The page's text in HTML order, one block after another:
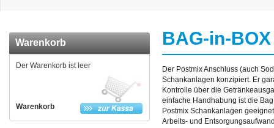
Warenkorb
Warenkorb
Der Warenkorb ist leer
BAG-in-
Der Postmix Anschluss (auch
Schankanlagen konzipiert. Er
Kontrolle über die
einfache Handhabung ist die
Postmix Schankanlagen
Arbeits- und